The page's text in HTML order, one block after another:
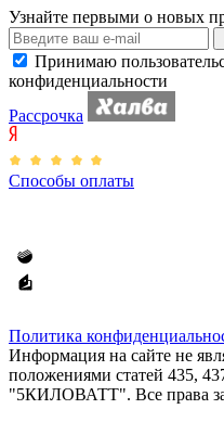
Узнайте первыми о новых
Принимаю
конфиденциальности
Рассрочка
Способы оплаты
Политика
Информация на сайте не
положениями статей 435,
"5КИЛОВАТТ". Все права